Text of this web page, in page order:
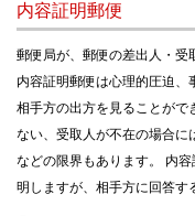
内容証明郵便
郵便局が、郵便の差出人・受
内容証明郵便は心理的圧迫
相手方の出方を見ることがで
ない、受取人が不在の場合に
などの限界もあります。 内
明しますが、相手方に回答